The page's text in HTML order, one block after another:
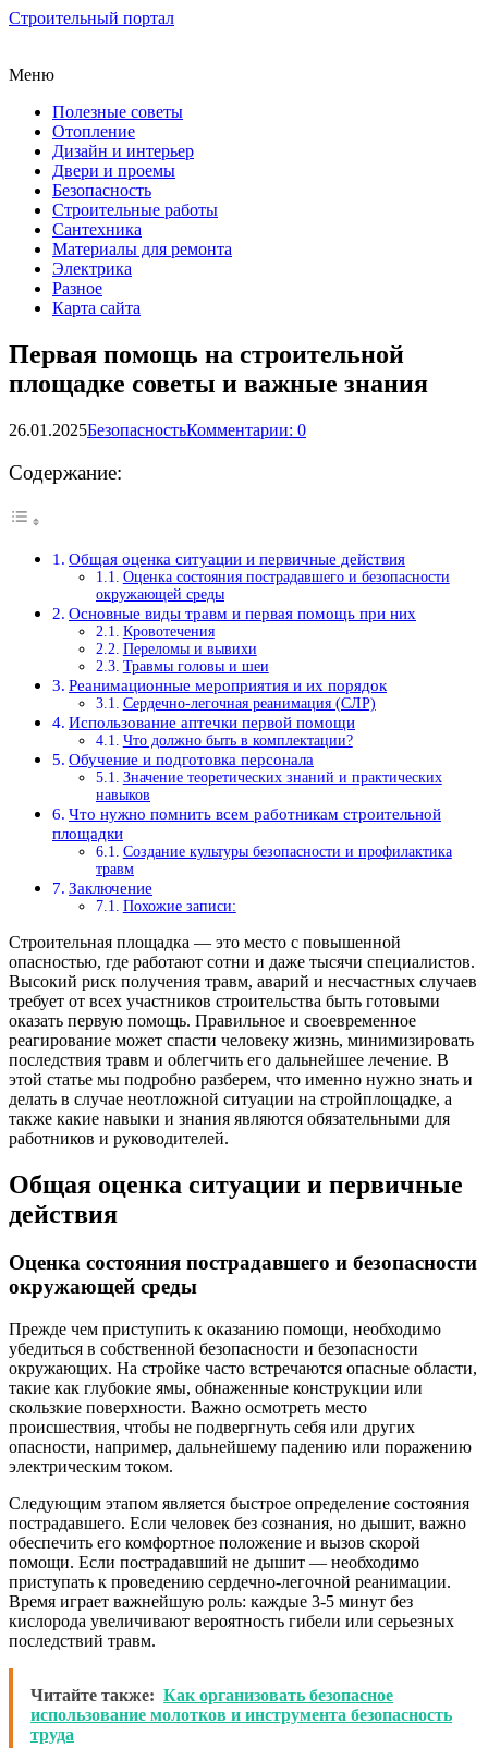
Строительный портал
Меню
Полезные советы
Отопление
Дизайн и интерьер
Двери и проемы
Безопасность
Строительные работы
Сантехника
Материалы для ремонта
Электрика
Разное
Карта сайта
Первая помощь на строительной
площадке советы и важные знания
26.01.2025БезопасностьКомментарии: 0
Содержание:
Общая оценка ситуации и первичные действия
Оценка состояния пострадавшего и безопасности
окружающей среды
Основные виды травм и первая помощь при них
Кровотечения
Переломы и вывихи
Травмы головы и шеи
Реанимационные мероприятия и их порядок
Сердечно-легочная реанимация (СЛР)
Использование аптечки первой помощи
Что должно быть в комплектации?
Обучение и подготовка персонала
Значение теоретических знаний и практических
навыков
Что нужно помнить всем работникам строительной
площадки
Создание культуры безопасности и профилактика
травм
Заключение
Похожие записи:
Строительная площадка — это место с повышенной
опасностью, где работают сотни и даже тысячи специалистов.
Высокий риск получения травм, аварий и несчастных случаев
требует от всех участников строительства быть готовыми
оказать первую помощь. Правильное и своевременное
реагирование может спасти человеку жизнь, минимизировать
последствия травм и облегчить его дальнейшее лечение. В
этой статье мы подробно разберем, что именно нужно знать и
делать в случае неотложной ситуации на стройплощадке, а
также какие навыки и знания являются обязательными для
работников и руководителей.
Общая оценка ситуации и первичные
действия
Оценка состояния пострадавшего и безопасности
окружающей среды
Прежде чем приступить к оказанию помощи, необходимо
убедиться в собственной безопасности и безопасности
окружающих. На стройке часто встречаются опасные области,
такие как глубокие ямы, обнаженные конструкции или
скользкие поверхности. Важно осмотреть место
происшествия, чтобы не подвергнуть себя или других
опасности, например, дальнейшему падению или поражению
электрическим током.
Следующим этапом является быстрое определение состояния
пострадавшего. Если человек без сознания, но дышит, важно
обеспечить его комфортное положение и вызов скорой
помощи. Если пострадавший не дышит — необходимо
приступать к проведению сердечно-легочной реанимации.
Время играет важнейшую роль: каждые 3-5 минут без
кислорода увеличивают вероятность гибели или серьезных
последствий травм.
Читайте также: Как организовать безопасное
использование молотков и инструмента безопасность
труда